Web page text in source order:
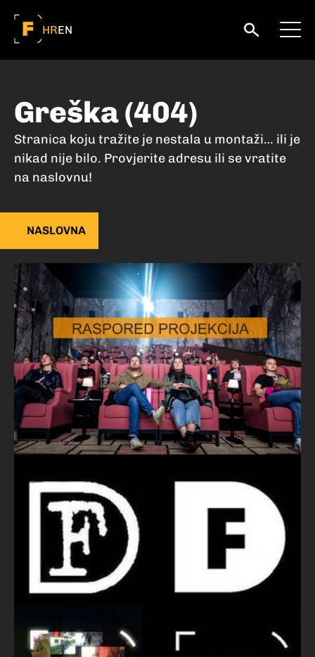
HREN
Greška (404)
Stranica koju tražite je nestala u montaži… ili je
nikad nije bilo. Provjerite adresu ili se vratite
na naslovnu!
NASLOVNA